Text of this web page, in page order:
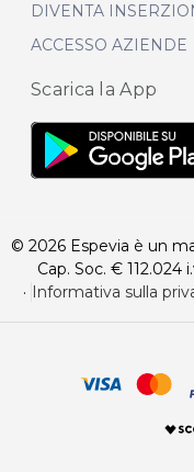
DIVENTA
ACCESSO AZIENDE
Scarica la App
© 2026 Espevia è un
Cap. Soc. €
·
Informativa sulla